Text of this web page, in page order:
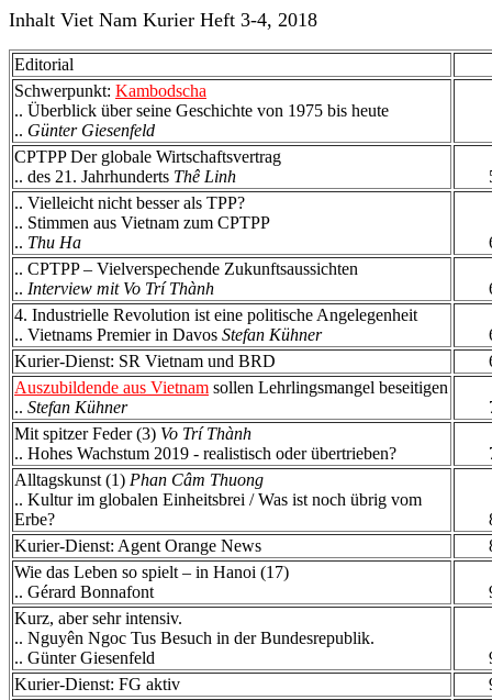
Inhalt Viet Nam Kurier Heft 3-4, 2018
Editorial
Schwerpunkt: Kambodscha
.. Überblick über seine Geschichte von 1975 bis heute
.. Günter Giesenfeld
CPTPP Der globale Wirtschaftsvertrag
.. des 21. Jahrhunderts Thê Linh
.. Vielleicht nicht besser als TPP?
.. Stimmen aus Vietnam zum CPTPP
.. Thu Ha
.. CPTPP – Vielverspechende Zukunftsaussichten
.. Interview mit Vo Trí Thành
4. Industrielle Revolution ist eine politische Angelegenheit
.. Vietnams Premier in Davos Stefan Kühner
Kurier-Dienst: SR Vietnam und BRD
Auszubildende aus Vietnam sollen Lehrlingsmangel beseitigen
.. Stefan Kühner
Mit spitzer Feder (3) Vo Trí Thành
.. Hohes Wachstum 2019 - realistisch oder übertrieben?
Alltagskunst (1) Phan Câm Thuong
.. Kultur im globalen Einheitsbrei / Was ist noch übrig vom
Erbe?
Kurier-Dienst: Agent Orange News
Wie das Leben so spielt – in Hanoi (17)
.. Gérard Bonnafont
Kurz, aber sehr intensiv.
.. Nguyên Ngoc Tus Besuch in der Bundesrepublik.
.. Günter Giesenfeld
Kurier-Dienst: FG aktiv